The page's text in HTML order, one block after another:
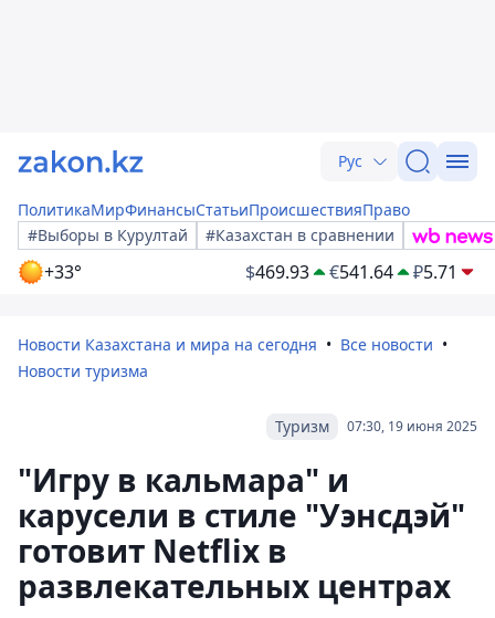
Рус
ПолитикаМирФинансыСтатьиПроисшествияПраво
#Выборы в Курултай
#Казахстан в сравнении
+33° $469.93 €541.64 ₽5.71
Новости Казахстана и мира на сегодня
Все новости
Новости туризма
07:30, 19 июня 2025
Туризм
"Игру в кальмара" и
карусели в стиле "Уэнсдэй"
готовит Netflix в
развлекательных центрах